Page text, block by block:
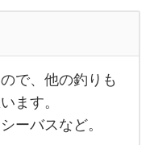
で、他の釣りも
ます。
ーバスなど。